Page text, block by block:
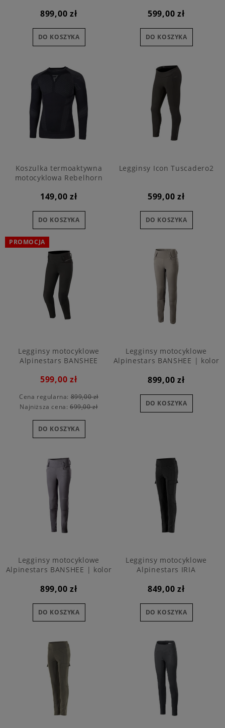
899,00 zł
DO KOSZYKA
599,00 zł
DO KOSZYKA
Koszulka termoaktywna
motocyklowa Rebelhorn
149,00 zł
DO KOSZYKA
Legginsy Icon Tuscadero2
599,00 zł
DO KOSZYKA
Legginsy motocyklowe
Alpinestars BANSHEE
599,00 zł
Cena regularna:899,00 zł
Najniższa cena:699,00 zł
DO KOSZYKA
PROMOCJA
Legginsy motocyklowe
Alpinestars BANSHEE | kolor
899,00 zł
DO KOSZYKA
Legginsy motocyklowe
Alpinestars BANSHEE | kolor
899,00 zł
DO KOSZYKA
Legginsy motocyklowe
Alpinestars IRIA
849,00 zł
DO KOSZYKA